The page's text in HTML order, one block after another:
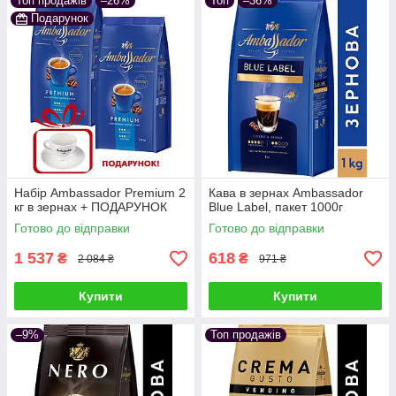
Подарунок
Набір Ambassador Premium 2
кг в зернах + ПОДАРУНОК
Готово до відправки
1 537 ₴ 2 084 ₴
Купити
Кава в зернах Ambassador
Blue Label, пакет 1000г
Готово до відправки
618 ₴ 971 ₴
Купити
–9% Топ продажів